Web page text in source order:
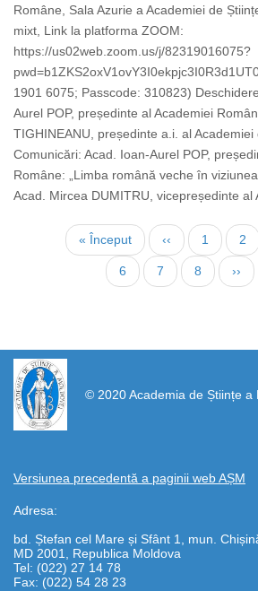
Române, Sala Azurie a Academiei de
mixt, Link la platforma ZOOM:
https://us02web.zoom.us/j/82319016075?
1901 6075; Passcode: 310823)
Aurel POP, președinte al Academiei
TIGHINEANU, președinte a.i. al
Comunicări: Acad. Ioan-Aurel POP,
Române: „Limba română veche în
Acad. Mircea DUMITRU, vicepreședinte al
Prima
pagină
« Început
Pagina
anterioară
‹‹ Page
1 2
Page
6 Page
7 Page
8 ››
© 2020 Academia de Științe a
Versiunea precedentă a paginii web AȘM
Adresa:
bd. Ștefan cel Mare și Sfânt 1, mun.
MD 2001, Republica Moldova
Tel: (022) 27 14 78
Fax: (022) 54 28 23
https://propletenie.ru/